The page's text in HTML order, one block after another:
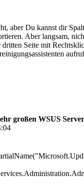
aber Du kannst dir
Aber langsam,
Seite mit
großen WSUS